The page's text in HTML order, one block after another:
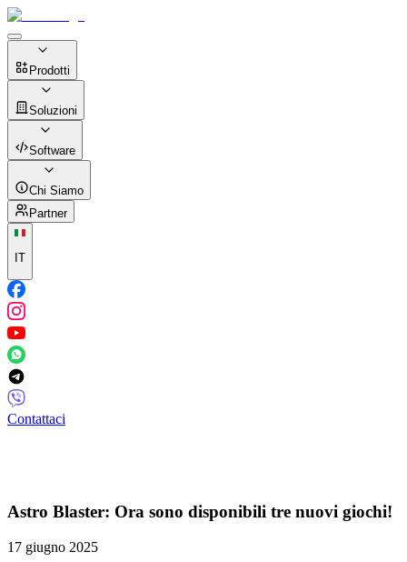
Prodotti
Soluzioni
Software
Chi Siamo
Partner
IT
Contattaci
Astro Blaster: Ora sono disponibili tre nuovi giochi!
17 giugno 2025